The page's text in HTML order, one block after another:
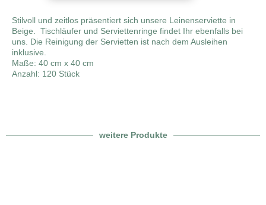
Stilvoll und zeitlos präsentiert sich unsere Leinenserviette in
Beige. Tischläufer und Serviettenringe findet Ihr ebenfalls bei
uns. Die Reinigung der Servietten ist nach dem Ausleihen
inklusive.
Maße: 40 cm x 40 cm
Anzahl: 120 Stück
weitere Produkte